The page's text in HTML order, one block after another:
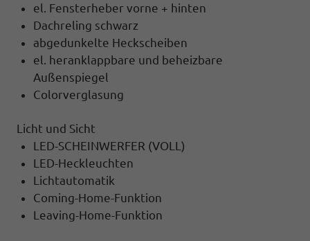
el. Fensterheber vorne + hinten
Dachreling schwarz
abgedunkelte Heckscheiben
el. heranklappbare und beheizbare
Außenspiegel
Colorverglasung
Licht und Sicht
LED-SCHEINWERFER (VOLL)
LED-Heckleuchten
Lichtautomatik
Coming-Home-Funktion
Leaving-Home-Funktion